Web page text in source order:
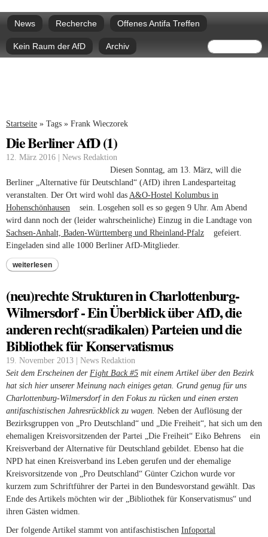
zum
Hauptmenü
News Recherche Offenes Antifa Treffen
Kein Raum der AfD Archiv Suche
Sie sind hier
Startseite » Tags » Frank Wieczorek
Die Berliner AfD (1)
12. März 2016 | News Redaktion
Diesen Sonntag, am 13. März, will die
Berliner „Alternative für Deutschland“ (AfD) ihren Landesparteitag
veranstalten. Der Ort wird wohl das A&O-Hostel Kolumbus in
Hohenschönhausen (link is external)
sein. Losgehen soll es so gegen 9 Uhr. Am Abend
wird dann noch der (leider wahrscheinliche) Einzug in die Landtage von
Sachsen-Anhalt, Baden-Württemberg und Rheinland-Pfalz (link is external)
gefeiert.
Eingeladen sind alle 1000 Berliner AfD-Mitglieder.
weiterlesen
(neu)rechte Strukturen in Charlottenburg-
Wilmersdorf - Ein Überblick über AfD, die
anderen recht(sradikalen) Parteien und die
Bibliothek für Konservatismus
19. November 2013 | News Redaktion
Seit dem Erscheinen der Fight Back #5 mit einem Artikel über den Bezirk
hat sich hier unserer Meinung nach einiges getan. Grund genug für uns
Charlottenburg-Wilmersdorf in den Fokus zu rücken und einen ersten
antifaschistischen Jahresrückblick zu wagen. Neben der Auflösung der
Bezirksgruppen von „Pro Deutschland“ und „Die Freiheit“, hat sich um den
ehemaligen Kreisvorsitzenden der Partei „Die Freiheit“ Eiko Behrens (link is
ein
Kreisverband der Alternative für Deutschland gebildet. Ebenso hat die
NPD hat einen Kreisverband ins Leben gerufen und der ehemalige
Kreisvorsitzende von „Pro Deutschland“ Günter Czichon wurde vor
kurzem zum Schriftführer der Partei in den Bundesvorstand gewählt. Das
Ende des Artikels möchten wir der „Bibliothek für Konservatismus“ und
ihren Gästen widmen.
Der folgende Artikel stammt von antifaschistischen Infoportal